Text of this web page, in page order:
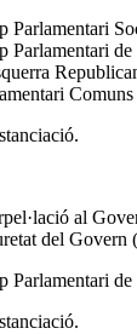
Parlamentari
Parlamentari
Comuns
al
del Govern
Parlamentari de